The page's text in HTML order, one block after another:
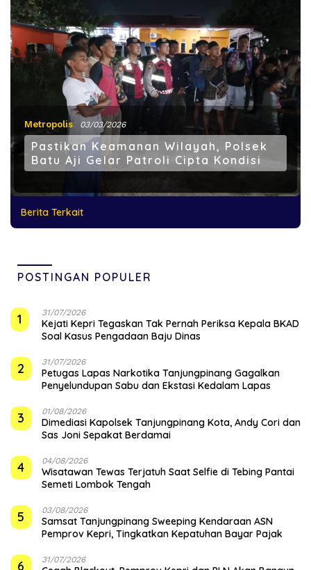
Metropolis 03/03/2026
Pastikan Keamanan Wilayah, Polsek
Batu Aji Gelar Patroli Cipta Kondisi
Berita Terkait
POSTINGAN POPULER
1 31/07/2026
Kejati Kepri Tegaskan Tak Pernah Periksa Kepala BKAD
Soal Kasus Pengadaan Baju Dinas
2 31/07/2026
Petugas Lapas Narkotika Tanjungpinang Gagalkan
Penyelundupan Sabu dan Ekstasi Kedalam Lapas
3 01/08/2026
Dimediasi Kapolsek Tanjungpinang Kota, Andy Cori dan
Sas Joni Sepakat Berdamai
4 04/08/2026
Wisatawan Tewas Terjatuh Saat Selfie di Tebing Pantai
Semeti Lombok Tengah
5 03/08/2026
Samsat Tanjungpinang Sweeping Kendaraan ASN
Pemprov Kepri, Tingkatkan Kepatuhan Bayar Pajak
6 31/07/2026